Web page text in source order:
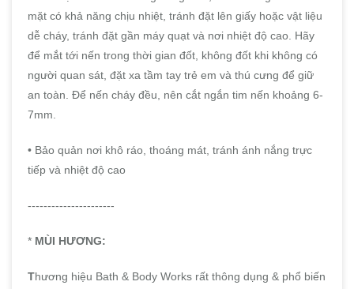
mặt có khả năng chịu nhiệt, tránh đặt lên giấy hoặc vật liệu
dễ cháy, tránh đặt gần máy quạt và nơi nhiệt độ cao. Hãy
để mắt tới nến trong thời gian đốt, không đốt khi không có
người quan sát, đặt xa tầm tay trẻ em và thú cưng để giữ
an toàn. Để nến cháy đều, nên cắt ngắn tim nến khoảng 6-
7mm.
• Bảo quản nơi khô ráo, thoáng mát, tránh ánh nắng trực
tiếp và nhiệt độ cao
----------------------
* MÙI HƯƠNG:
Thương hiệu Bath & Body Works rất thông dụng & phổ biến